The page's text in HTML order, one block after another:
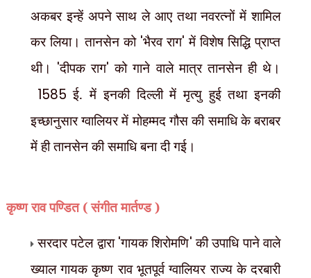
अकबर इन्हें अपने साथ ले आए तथा नवरत्नों में शामिल
कर लिया। तानसेन को 'भैरव राग'में विशेष सिद्धि प्राप्त
थी। 'दीपक राग'को गाने वाले मात्र तानसेन ही थे।
1585 ई. में इनकी दिल्ली में मृत्यु हुई तथा इनकी
इच्छानुसार ग्वालियर में मोहम्मद गौस की समाधि के बराबर
में ही तानसेन की समाधि बना दी गई।
कृष्ण राव पण्डित ( संगीत मार्तण्ड )
सरदार पटेल द्वारा 'गायक शिरोमणि'की उपाधि पाने वाले
ख्याल गायक कृष्ण राव भूतपूर्व ग्वालियर राज्य के दरबारी